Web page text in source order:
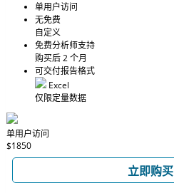
单用户访问
无免费
自定义
免费分析师支持
购买后 2 个月
可交付报告格式
Excel
仅限定量数据
单用户访问
$1850
立即购买